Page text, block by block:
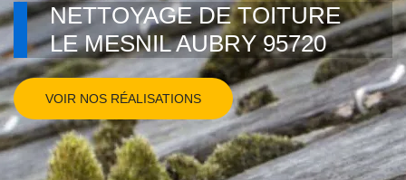
NETTOYAGE DE TOITURE
LE MESNIL AUBRY 95720
VOIR NOS RÉALISATIONS